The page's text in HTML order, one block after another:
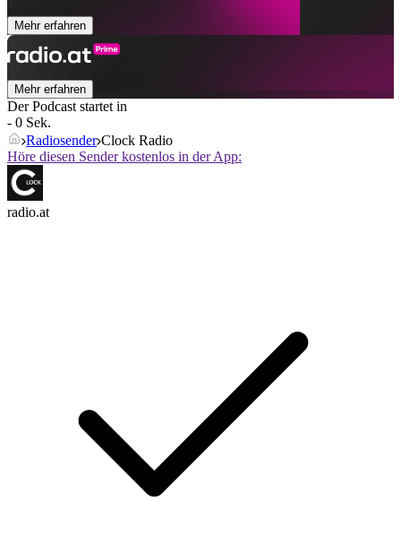
Mehr erfahren
Mehr erfahren
Der Podcast startet in
- 0 Sek.
Radiosender Clock Radio
Höre diesen Sender kostenlos in der App:
radio.at